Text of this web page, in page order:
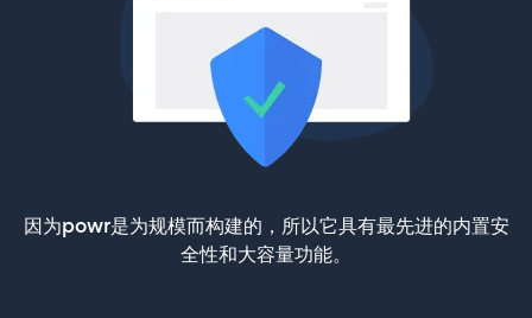
因为powr是为规模而构建的，所以它具有最先进的内置安
全性和大容量功能。